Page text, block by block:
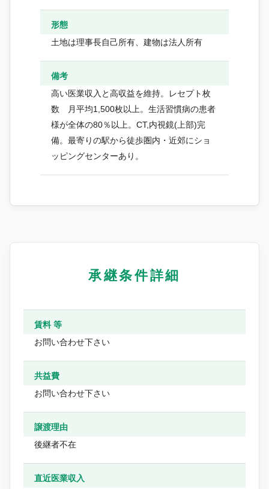
形態
土地は理事長自己所有、建物は法人所有
備考
高い医業収入と高収益を維持。レセプト枚
数 月平均1,500枚以上。生活習慣病の患者
様が全体の80％以上。CT,内視鏡(上部)完
備。最寄りの駅から徒歩圏内・近郊にショ
ッピングセンターあり。
承継条件詳細
賃料 等
お問い合わせ下さい
共益費
お問い合わせ下さい
譲渡理由
後継者不在
直近医業収入